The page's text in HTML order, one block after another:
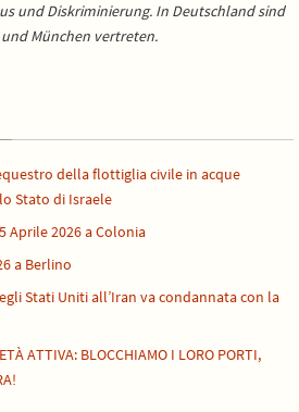
und Diskriminierung. In Deutschland sind
München vertreten.
della flottiglia civile in acque
Stato di Israele
Aprile 2026 a Colonia
a Berlino
Stati Uniti all’Iran va condannata con la
ATTIVA: BLOCCHIAMO I LORO PORTI,